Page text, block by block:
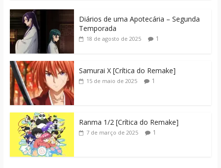
Diários de uma Apotecária – Segunda
Temporada
18 de agosto de 2025 1
Samurai X [Crítica do Remake]
15 de maio de 2025 1
Ranma 1/2 [Crítica do Remake]
7 de março de 2025 1